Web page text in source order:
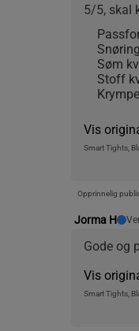
5/5, skal
Søm
Stoff
Vis
Smart Tights,
Opprinnelig
Jorma H
Gode og
Vis
Smart Tights,